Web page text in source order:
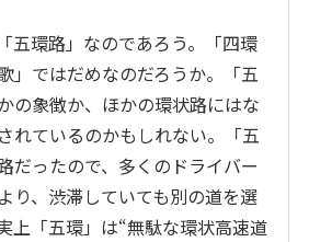
五環路」なのであろう。「四環
」ではだめなのだろうか。「五
の象徴か、ほかの環状路にはな
れているのかもしれない。「五
だったので、多くのドライバー
り、渋滞していても別の道を選
上「五環」は“無駄な環状高速道